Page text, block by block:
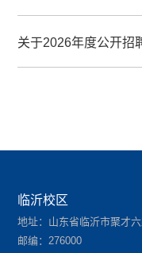
关于2026年度公开招
临沂校区
地址：山东省临沂市聚才
邮编：276000